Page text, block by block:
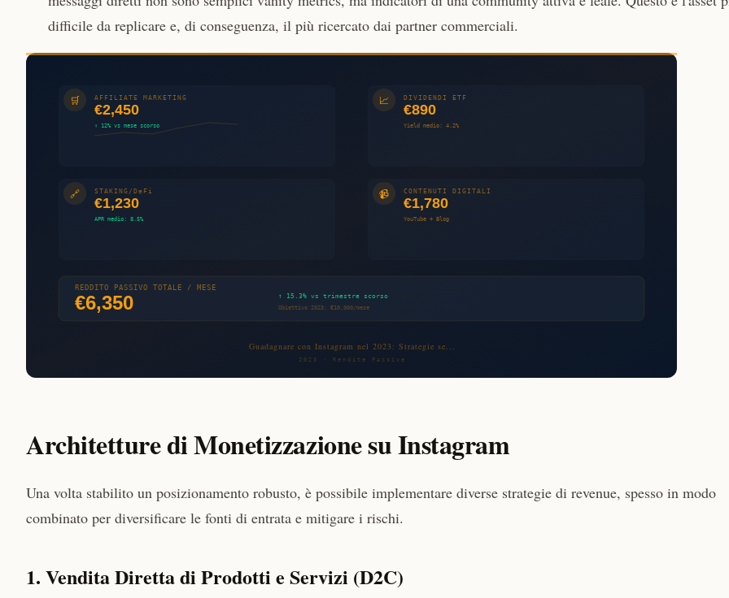
difficile da replicare e, di conseguenza, il più ricercato dai partner commerciali.
Architetture di Monetizzazione su Instagram
Una volta stabilito un posizionamento robusto, è possibile implementare diverse strategie di revenue, spesso in modo
combinato per diversificare le fonti di entrata e mitigare i rischi.
1. Vendita Diretta di Prodotti e Servizi (D2C)